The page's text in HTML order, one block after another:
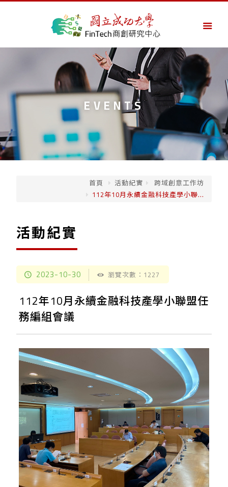
EVENTS
首頁 活動紀實
跨域創意工作坊
112年10月永續金融科技產學小聯...
活動紀實
2023-10-30 瀏覽次數：1227
112年10月永續金融科技產學小聯盟任
務編組會議